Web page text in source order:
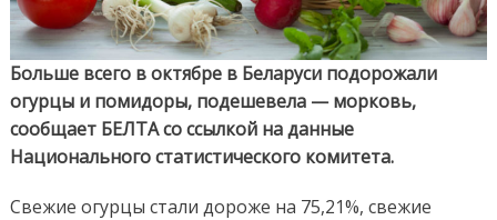
Больше всего в октябре в Беларуси подорожали
огурцы и помидоры, подешевела — морковь,
сообщает БЕЛТА со ссылкой на данные
Национального статистического комитета.
Свежие огурцы стали дороже на 75,21%, свежие